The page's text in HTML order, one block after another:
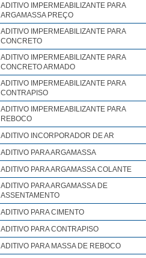
ADITIVO IMPERMEABILIZANTE PARA
ARGAMASSA PREÇO
ADITIVO IMPERMEABILIZANTE PARA
CONCRETO
ADITIVO IMPERMEABILIZANTE PARA
CONCRETO ARMADO
ADITIVO IMPERMEABILIZANTE PARA
CONTRAPISO
ADITIVO IMPERMEABILIZANTE PARA
REBOCO
ADITIVO INCORPORADOR DE AR
ADITIVO PARA ARGAMASSA
ADITIVO PARA ARGAMASSA COLANTE
ADITIVO PARA ARGAMASSA DE
ASSENTAMENTO
ADITIVO PARA CIMENTO
ADITIVO PARA CONTRAPISO
ADITIVO PARA MASSA DE REBOCO